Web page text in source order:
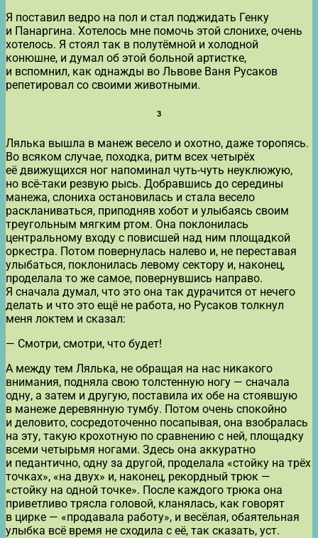
Я поставил ведро на пол и стал поджидать Генку
и Панаргина. Хотелось мне помочь этой слонихе, очень
хотелось. Я стоял так в полутёмной и холодной
конюшне, и думал об этой больной артистке,
и вспомнил, как однажды во Львове Ваня Русаков
репетировал со своими животными.
3
Лялька вышла в манеж весело и охотно, даже торопясь.
Во всяком случае, походка, ритм всех четырёх
её движущихся ног напоминал чуть-чуть неуклюжую,
но всё-таки резвую рысь. Добравшись до середины
манежа, слониха остановилась и стала весело
раскланиваться, приподняв хобот и улыбаясь своим
треугольным мягким ртом. Она поклонилась
центральному входу с повисшей над ним площадкой
оркестра. Потом повернулась налево и, не переставая
улыбаться, поклонилась левому сектору и, наконец,
проделала то же самое, повернувшись направо.
Я сначала думал, что это она так дурачится от нечего
делать и что это ещё не работа, но Русаков толкнул
меня локтем и сказал:
— Смотри, смотри, что будет!
А между тем Лялька, не обращая на нас никакого
внимания, подняла свою толстенную ногу — сначала
одну, а затем и другую, поставила их обе на стоявшую
в манеже деревянную тумбу. Потом очень спокойно
и деловито, сосредоточенно посапывая, она взобралась
на эту, такую крохотную по сравнению с ней, площадку
всеми четырьмя ногами. Здесь она аккуратно
и педантично, одну за другой, проделала «стойку на трёх
точках», «на двух» и, наконец, рекордный трюк —
«стойку на одной точке». После каждого трюка она
приветливо трясла головой, кланялась, как говорят
в цирке — «продавала работу», и весёлая, обаятельная
улыбка всё время не сходила с её, так сказать, уст.